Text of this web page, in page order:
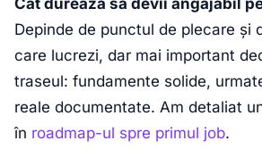
Depinde de punctul de plecare și
care lucrezi, dar mai important
traseul: fundamente solide,
reale documentate. Am detaliat
în roadmap-ul spre primul job.